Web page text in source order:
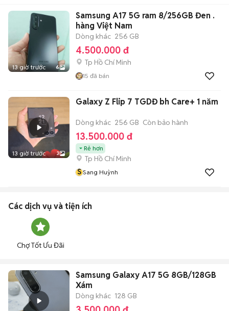
13 giờ trước 6
Samsung A17 5G ram 8/256GB Đen .
hàng Việt Nam
Dòng khác 256 GB
4.500.000 đ
Tp Hồ Chí Minh
15 đã bán
13 giờ trước 3
Galaxy Z Flip 7 TGDĐ bh Care+ 1 năm
Dòng khác 256 GB Còn bảo hành
13.500.000 đ
Rẻ hơn
Tp Hồ Chí Minh
S Sang Huỳnh
Các dịch vụ và tiện ích
Chợ Tốt Ưu Đãi
Samsung Galaxy A17 5G 8GB/128GB
Xám
Dòng khác 128 GB